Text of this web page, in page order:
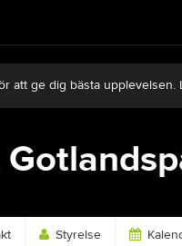
att ge dig bästa upplevelsen.
Styrelse